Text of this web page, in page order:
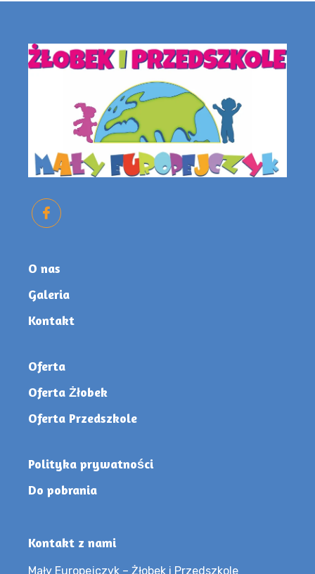
O nas
Galeria
Kontakt
Oferta
Oferta Żłobek
Oferta Przedszkole
Polityka prywatności
Do pobrania
Kontakt z nami
Mały Europejczyk – Żłobek i Przedszkole